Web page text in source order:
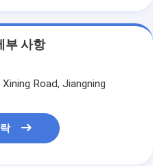
부 사항
Road, Jiangning